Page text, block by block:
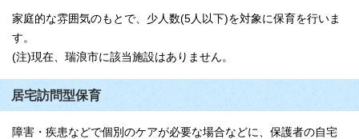
家庭的な雰囲気のもとで、少人数(5人以下)を対象に保育を行いま
す。
(注)現在、瑞浪市に該当施設はありません。
居宅訪問型保育
障害・疾患などで個別のケアが必要な場合などに、保護者の自宅